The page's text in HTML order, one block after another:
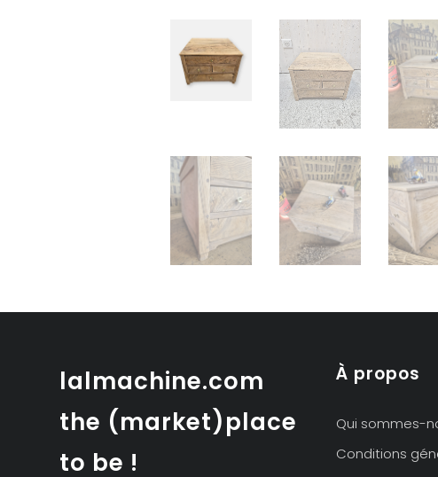
lalmachine.com
the (market)place
to be !
À propos
Qui sommes-
Conditions